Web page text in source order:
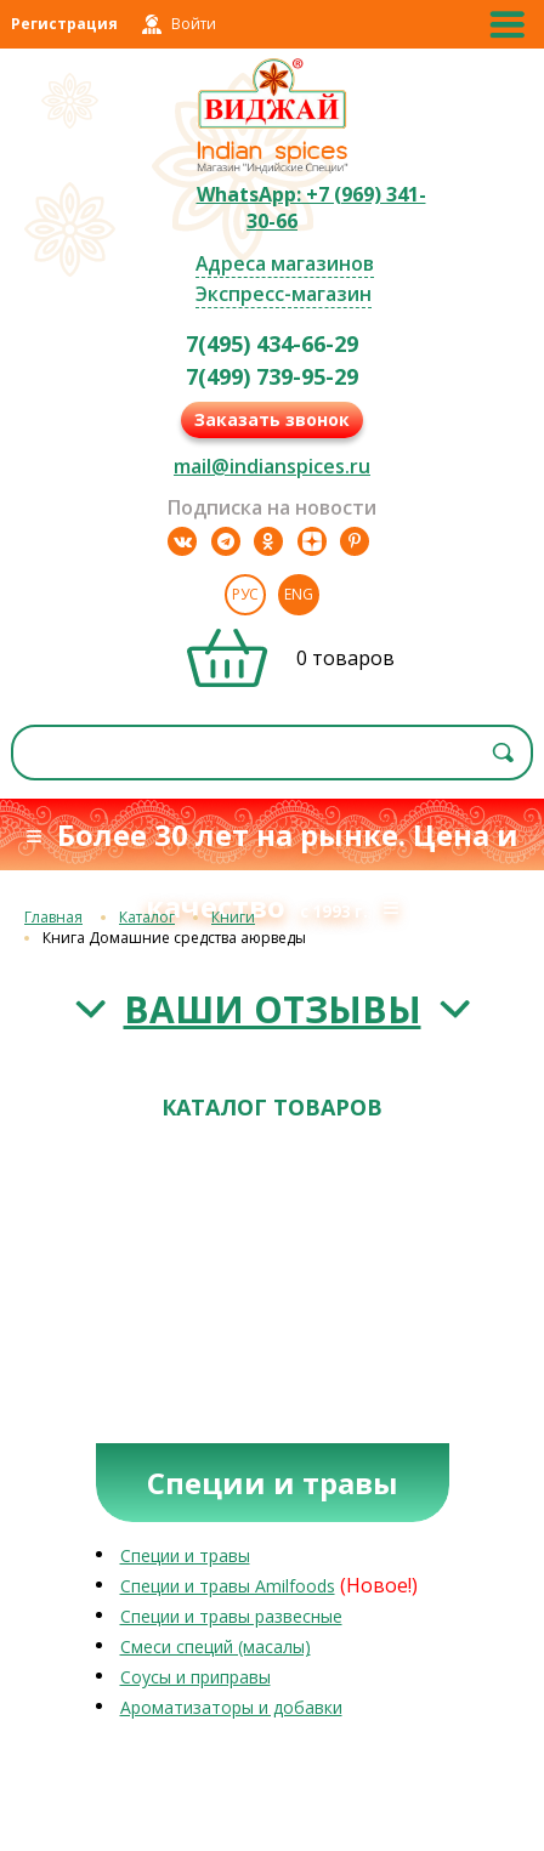
Регистрация Войти
WhatsApp: +7 (969) 341-
30-66
Адреса магазинов
Экспресс-магазин
7(495) 434-66-29
7(499) 739-95-29
Заказать звонок
mail@indianspices.ru
Подписка на новости
РУС ENG
0 товаров
≡ Более 30 лет на рынке. Цена и
качество
с 1993 г. ≡
Главная Каталог
Книги
Книга Домашние средства аюрведы
ВАШИ ОТЗЫВЫ
КАТАЛОГ ТОВАРОВ
Специи и травы
Специи и травы
Специи и травы Amilfoods (Новое!)
Специи и травы развесные
Смеси специй (масалы)
Соусы и приправы
Ароматизаторы и добавки